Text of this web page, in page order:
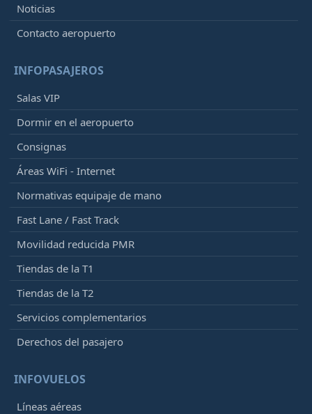
Noticias
Contacto aeropuerto
INFOPASAJEROS
Salas VIP
Dormir en el aeropuerto
Consignas
Áreas WiFi - Internet
Normativas equipaje de mano
Fast Lane / Fast Track
Movilidad reducida PMR
Tiendas de la T1
Tiendas de la T2
Servicios complementarios
Derechos del pasajero
INFOVUELOS
Líneas aéreas